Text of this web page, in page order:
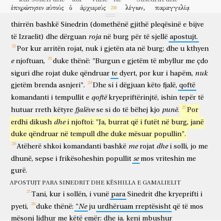
ἐπηρώτησεν αὐτοὺς ὁ ἀρχιερεὺς λέγων, παραγγελίᾳ
παρηγγείλαμεν
urdhëruam
ὑμῖν
juve
μὴ διδάσκειν
për të mësuar
ἐπὶ
mbi
τῷ ὀνόματι
emrin
τούτῳ,
këtë
καὶ
dhe
ἰδοὺ,
ja
πεπληρώκατε
keni mbushur
τὴν Ἰερουσαλὴμ
Jerusalemin
τῆς διδαχῆς
të mësimit
ὑμῶν,
tuaj
καὶ βούλεσθε ἐπαγαγεῖν ἐφ’
mbi
ἡμᾶς
ne
τὸ αἷμα
gjakun
τοῦ
ἀνθρώπου
e njeriut
τούτου.
këtij
ἀποκριθεὶς
duke u përgjigjur
δὲ
por
Πέτρος
Pjetri
καὶ
dhe
οἱ
ἀπόστολοι
apostujt thanë
πειθαρχεῖν
për t'u bindur duhet Perëndisë
μᾶλλον
më tepër sesa
ἀνθρώποις.
njerëzve
ὁ Θεὸς
Perëndia
τῶν πατέρων
i etërve
ἡμῶν
tanë
ἤγειρεν
ngjalli
Ἰησοῦν,
Jezusin
ὃν
të cilin
ὑμεῖς
ju
διεχειρίσασθε,
vratë
κρεμάσαντες
duke varur
ἐπὶ
në
ξύλου.
dru
τοῦτον
këtë
ὁ
Θεὸς
Perëndia
Ἀρχηγὸν
Prijës
καὶ
dhe
Σωτῆρα
Shpëtimtar
ὕψωσεν,
lartësoi
τῇ δεξιᾷ
së djathtës
αὐτοῦ,
së tij
τοῦ δοῦναι μετάνοιαν τῷ Ἰσραὴλ καὶ ἄφεσιν
ἁμαρτιῶν.
të mëkateve dhe ne jemi dëshmitarë të gjërave
τὸ Πνεῦμα τὸ Ἅγιον, ὃ
të cilin
ἔδωκεν ὁ Θεὸς τοῖς
πειθαρχοῦσιν
që binden
αὐτῷ.
atij
οἱ
ata
δὲ
por
ἀκούσαντες
kur dëgjuan
διεπρίοντο,
tërboheshin
καὶ
Tani,
arriti kryeprifti dhe që ishin bashkë me
thirrën bashkë Sinedrin (domethënë gjithë pleqësinë e bijve
të Izraelit) dhe dërguan roja në burg për të sjellë apostujt.
Por kur arritën rojat, nuk i gjetën ata në burg; dhe u kthyen
e njoftuan, duke thënë: "Burgun e gjetëm të mbyllur me çdo
siguri dhe rojat duke qëndruar te dyert, por kur i hapëm, nuk
gjetëm brenda asnjeri". Dhe si i dëgjuan këto fjalë, qoftë
komandanti i tempullit e qoftë kryepriftërinjtë, ishin tepër të
hutuar rreth këtyre fjalëve se si do të bëhej kjo punë.
Por
erdhi dikush dhe i njoftoi: "Ja, burrat që i futët në burg, janë
duke qëndruar në tempull dhe duke mësuar popullin".
Atëherë shkoi komandanti bashkë me rojat dhe i solli, jo me
dhunë, sepse i frikësoheshin popullit se mos vriteshin me
gurë.
APOSTUJT PARA SINEDRIT DHE KËSHILLA E GAMALIELIT
Tani, kur i sollën, i vunë para Sinedrit dhe kryeprifti i
pyeti,
duke thënë: "Ne ju urdhëruam rreptësisht që të mos
mësoni lidhur me këtë emër; dhe ja, keni mbushur